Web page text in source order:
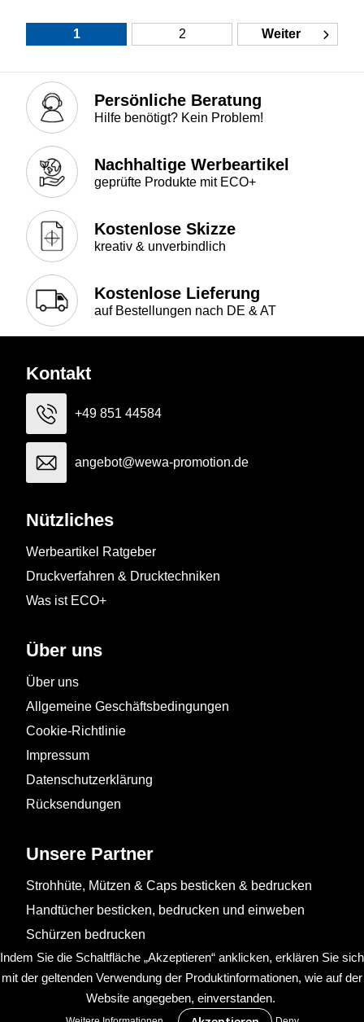
1 2 Weiter
Persönliche Beratung
Hilfe benötigt? Kein Problem!
Nachhaltige Werbeartikel
geprüfte Produkte mit ECO+
Kostenlose Skizze
kreativ & unverbindlich
Kostenlose Lieferung
auf Bestellungen nach DE & AT
Kontakt
+49 851 44584
angebot@wewa-promotion.de
Nützliches
Werbeartikel Ratgeber
Druckverfahren & Drucktechniken
Was ist ECO+
Über uns
Über uns
Allgemeine Geschäftsbedingungen
Cookie-Richtlinie
Impressum
Datenschutzerklärung
Rücksendungen
Unsere Partner
Strohhüte, Mützen & Caps besticken & bedrucken
Handtücher besticken, bedrucken und einweben
Schürzen bedrucken
Indem Sie die Schaltfläche „Akzeptieren“ anklicken, erklären Sie sich
mit der geltenden Verwendung der Produktinformationen, wie auf der
Website angegeben, einverstanden.